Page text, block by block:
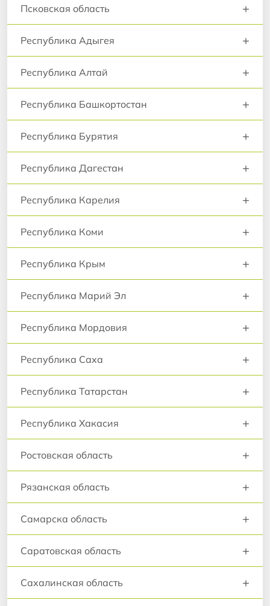
Псковская область +
Республика Адыгея +
Республика Алтай +
Республика Башкортостан +
Республика Бурятия +
Республика Дагестан +
Республика Карелия +
Республика Коми +
Республика Крым +
Республика Марий Эл +
Республика Мордовия +
Республика Саха +
Республика Татарстан +
Республика Хакасия +
Ростовская область +
Рязанская область +
Самарска область +
Саратовская область +
Сахалинская область +